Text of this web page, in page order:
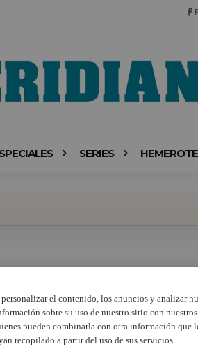
SERIES
el contenido, los anuncios y analizar
sobre su uso de nuestro sitio con
pueden combinarla con otra información que
recopilado a partir del uso de sus servicios.